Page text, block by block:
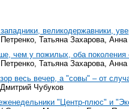
великодержавники,
Татьяна Захарова,
чем у пожилых, оба поколения
Татьяна Захарова,
весь вечер, а "совы" – от
Чубуков
"Центр-плюс" и